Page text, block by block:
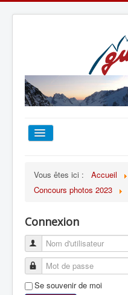
TOUT SUR LE GUMS
ESCALADE
ALPINISME
SKI DE RANDONNÉE
Vous êtes ici : Accueil
Concours photos 2023
Connexion
Se souvenir de moi